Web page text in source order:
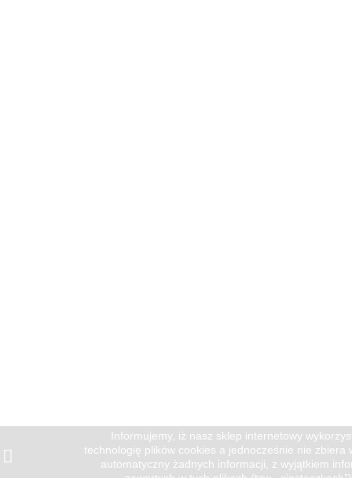
Informujemy, iż nasz sklep internetowy
technologię plików cookies a jednocześnie nie zbiera
automatyczny żadnych informacji, z wyjątkiem